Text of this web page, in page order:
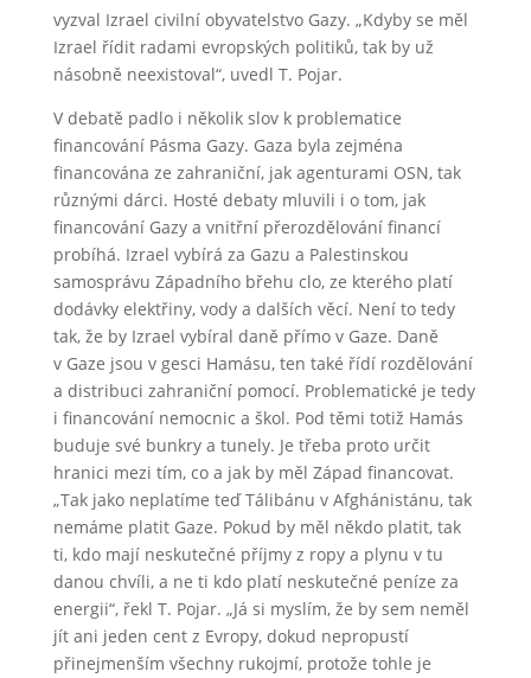
vyzval Izrael civilní obyvatelstvo Gazy. „Kdyby se měl
Izrael řídit radami evropských politiků, tak by už
násobně neexistoval“, uvedl T. Pojar.
V debatě padlo i několik slov k problematice
financování Pásma Gazy. Gaza byla zejména
financována ze zahraniční, jak agenturami OSN, tak
různými dárci. Hosté debaty mluvili i o tom, jak
financování Gazy a vnitřní přerozdělování financí
probíhá. Izrael vybírá za Gazu a Palestinskou
samosprávu Západního břehu clo, ze kterého platí
dodávky elektřiny, vody a dalších věcí. Není to tedy
tak, že by Izrael vybíral daně přímo v Gaze. Daně
v Gaze jsou v gesci Hamásu, ten také řídí rozdělování
a distribuci zahraniční pomocí. Problematické je tedy
i financování nemocnic a škol. Pod těmi totiž Hamás
buduje své bunkry a tunely. Je třeba proto určit
hranici mezi tím, co a jak by měl Západ financovat.
„Tak jako neplatíme teď Tálibánu v Afghánistánu, tak
nemáme platit Gaze. Pokud by měl někdo platit, tak
ti, kdo mají neskutečné příjmy z ropy a plynu v tu
danou chvíli, a ne ti kdo platí neskutečné peníze za
energii“, řekl T. Pojar. „Já si myslím, že by sem neměl
jít ani jeden cent z Evropy, dokud nepropustí
přinejmenším všechny rukojmí, protože tohle je